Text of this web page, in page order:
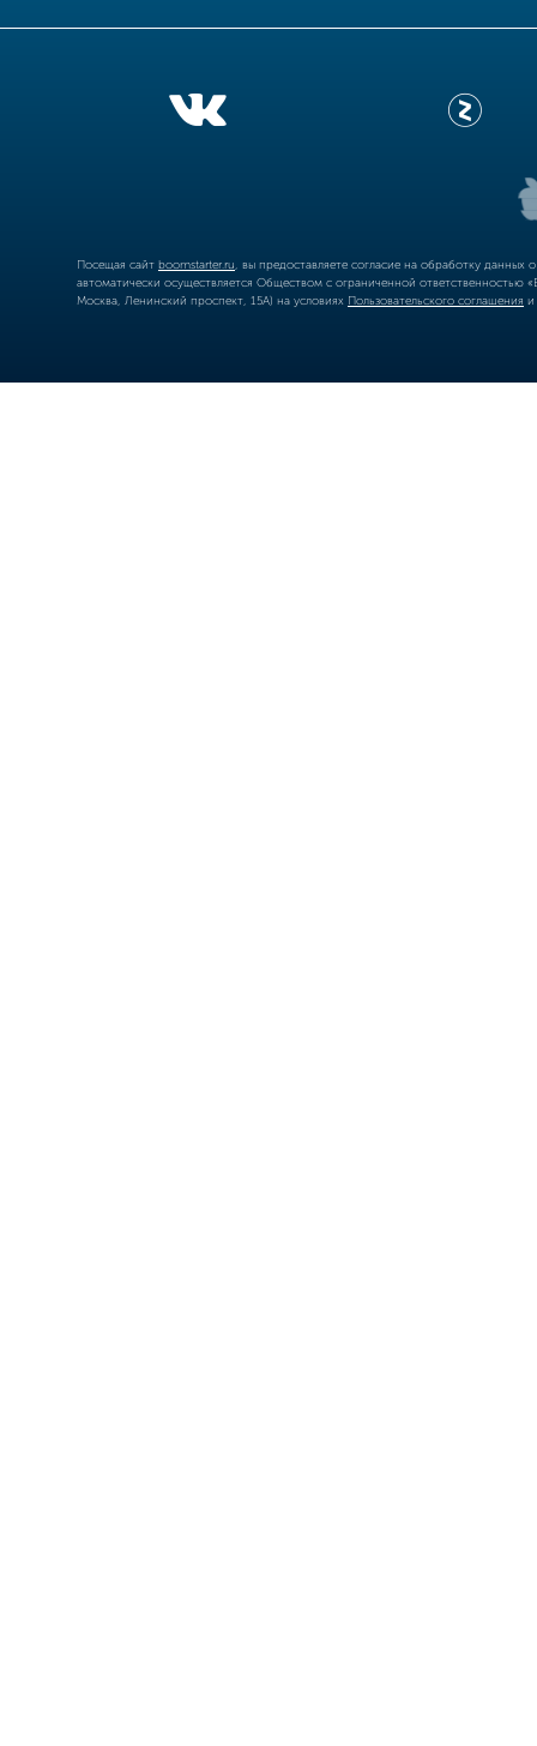
Посещая сайт boomstarter.ru , вы предоставляете согласие на обработку
автоматически осуществляется Обществом с ограниченной
Москва, Ленинский проспект, 15А) на условиях Пользовательского соглашения и